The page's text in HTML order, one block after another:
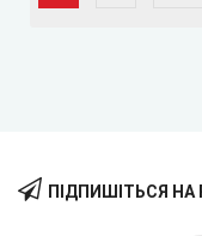
ПІДПИШІТЬСЯ